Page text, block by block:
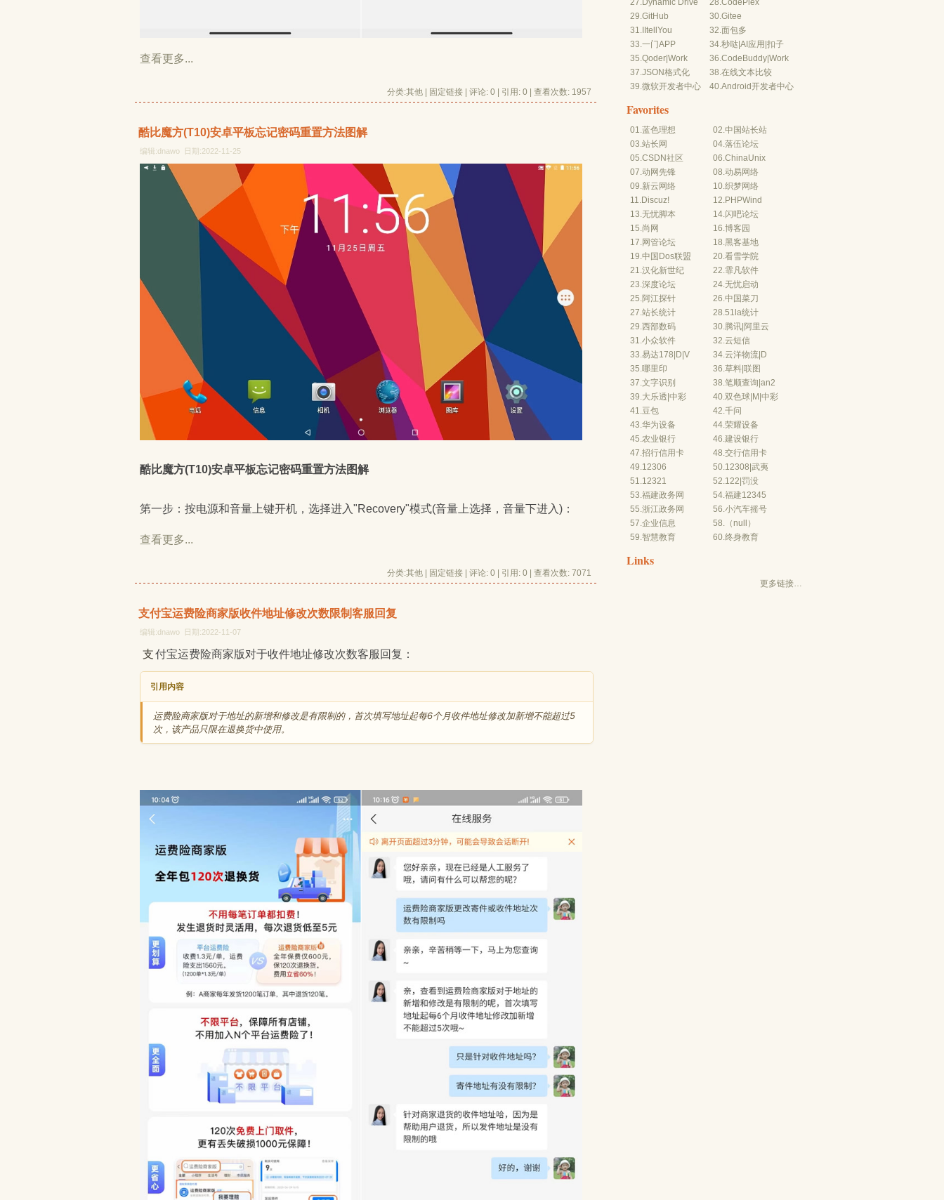
查看更多...
分类:其他 固定链接 评论: 0 | 引用: 0 | 查看次数: 1957
酷比魔方(T10)安卓平板忘记密码重置方法图解
编辑:dnawo 日期:2022-11-25
酷比魔方(T10)安卓平板忘记密码重置方法图解
第一步：按电源和音量上键开机，选择进入"Recovery"模式(音量上选择，音量下进入)：
查看更多...
分类:其他 固定链接 评论: 0 | 引用: 0 | 查看次数: 7071
支付宝运费险商家版收件地址修改次数限制客服回复
编辑:dnawo 日期:2022-11-07
支付宝运费险商家版对于收件地址修改次数客服回复：
引用内容
运费险商家版对于地址的新增和修改是有限制的，首次填写地址起每6个月收件地址修改加新增不能超过5
次，该产品只限在退换货中使用。
27.Dynamic Drive 28.CodePlex
29.GitHub 30.Gitee
31. IItellYou 32.面包多
33.一门APP 34.秒哒 AI应用 扣子
35.Qoder Work 36.CodeBuddy Work
37.JSON格式化 38.在线文本比较
39.微软开发者中心 40.Android开发者中心
Favorites
01.蓝色理想 02.中国站长站
03.站长网 04.落伍论坛
05.CSDN社区 06.ChinaUnix
07.动网先锋 08.动易网络
09.新云网络 10.织梦网络
11.Discuz! 12.PHPWind
13.无忧脚本 14.闪吧论坛
15.尚网 16.博客园
17.网管论坛 18.黑客基地
19.中国Dos联盟 20.看雪学院
21.汉化新世纪 22.霏凡软件
23.深度论坛 24.无忧启动
25.阿江探针 26.中国菜刀
27.站长统计 28.51la统计
29.西部数码 30.腾讯 阿里云
31.小众软件 32.云短信
33.易达178 D V 34.云洋物流 D
35.哪里印 36.草料 联图
37.文字识别 38.笔顺查询 an2
39.大乐透 中彩 40.双色球 M 中彩
41.豆包 42.千问
43.华为设备 44.荣耀设备
45.农业银行 46.建设银行
47.招行信用卡 48.交行信用卡
49.12306 50.12308 武夷
51.12321 52.122 罚没
53.福建政务网 54.福建12345
55.浙江政务网 56.小汽车摇号
57.企业信息
58.（null）
59.智慧教育 60.终身教育
Links
更多链接…